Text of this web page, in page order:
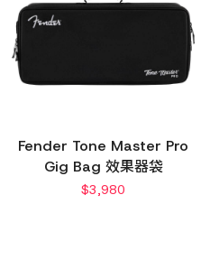
Fender Tone Master Pro
Gig Bag 效果器袋
$3,980